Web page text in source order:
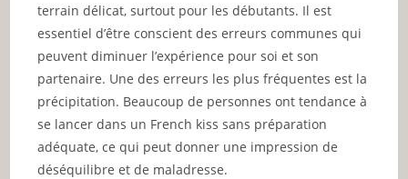
terrain délicat, surtout pour les débutants. Il est
essentiel d’être conscient des erreurs communes qui
peuvent diminuer l’expérience pour soi et son
partenaire. Une des erreurs les plus fréquentes est la
précipitation. Beaucoup de personnes ont tendance à
se lancer dans un French kiss sans préparation
adéquate, ce qui peut donner une impression de
déséquilibre et de maladresse.